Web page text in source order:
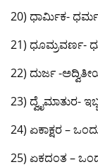
20) ಧಾರ್ಮಿಕ-
21) ಧೂಮ್ರವರ್ಣ-
22) ದುರ್ಜ -
23) ದ್ವೈಮಾತುರ-
24) ಏಕಾಕ್ಷರ –
25) ಏಕದಂತ –